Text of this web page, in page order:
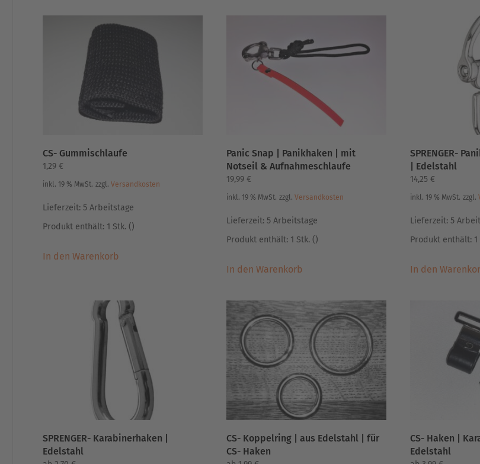
CS- Gummischlaufe
1,29 €
inkl. 19 % MwSt. zzgl. Versandkosten
Lieferzeit: 5 Arbeitstage
Produkt enthält: 1 Stk. ()
In den Warenkorb
Panic Snap | Panikhaken | mit
Notseil & Aufnahmeschlaufe
19,99 €
inkl. 19 % MwSt. zzgl. Versandkosten
Lieferzeit: 5 Arbeitstage
Produkt enthält: 1 Stk. ()
In den Warenkorb
SPRENGER-
| Edelstahl
14,25 €
inkl. 19 % MwSt. zzgl.
Lieferzeit: 5
Produkt enthält: 1
In den
SPRENGER- Karabinerhaken |
Edelstahl
CS- Koppelring | aus Edelstahl | für
CS- Haken
CS- Haken |
Edelstahl